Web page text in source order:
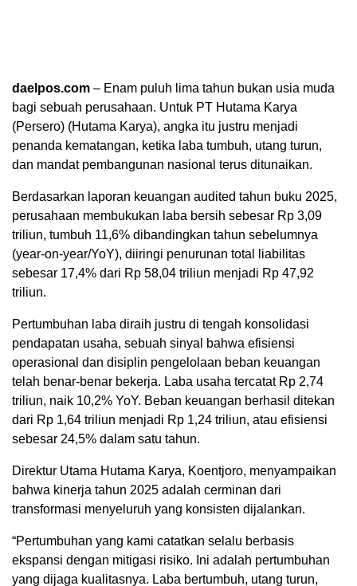
daelpos.com – Enam puluh lima tahun bukan usia muda
bagi sebuah perusahaan. Untuk PT Hutama Karya
(Persero) (Hutama Karya), angka itu justru menjadi
penanda kematangan, ketika laba tumbuh, utang turun,
dan mandat pembangunan nasional terus ditunaikan.
Berdasarkan laporan keuangan audited tahun buku 2025,
perusahaan membukukan laba bersih sebesar Rp 3,09
triliun, tumbuh 11,6% dibandingkan tahun sebelumnya
(year-on-year/YoY), diiringi penurunan total liabilitas
sebesar 17,4% dari Rp 58,04 triliun menjadi Rp 47,92
triliun.
Pertumbuhan laba diraih justru di tengah konsolidasi
pendapatan usaha, sebuah sinyal bahwa efisiensi
operasional dan disiplin pengelolaan beban keuangan
telah benar-benar bekerja. Laba usaha tercatat Rp 2,74
triliun, naik 10,2% YoY. Beban keuangan berhasil ditekan
dari Rp 1,64 triliun menjadi Rp 1,24 triliun, atau efisiensi
sebesar 24,5% dalam satu tahun.
Direktur Utama Hutama Karya, Koentjoro, menyampaikan
bahwa kinerja tahun 2025 adalah cerminan dari
transformasi menyeluruh yang konsisten dijalankan.
“Pertumbuhan yang kami catatkan selalu berbasis
ekspansi dengan mitigasi risiko. Ini adalah pertumbuhan
yang dijaga kualitasnya. Laba bertumbuh, utang turun,